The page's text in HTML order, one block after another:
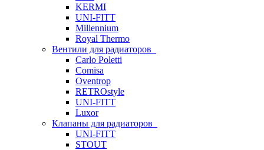
KERMI
UNI-FITT
Millennium
Royal Thermo
Вентили для радиаторов
Carlo Poletti
Comisa
Oventrop
RETROstyle
UNI-FITT
Luxor
Клапаны для радиаторов
UNI-FITT
STOUT